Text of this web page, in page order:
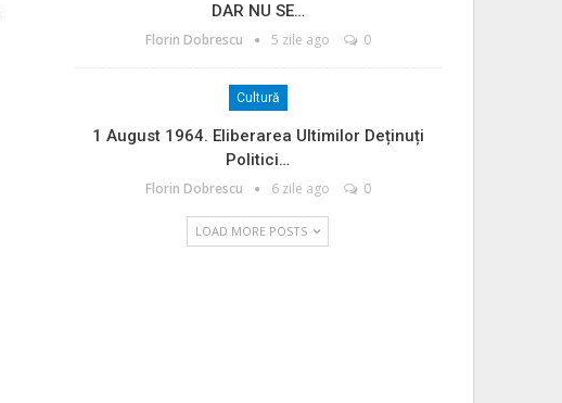
DAR NU SE…
Florin Dobrescu 5 zile ago 0
Cultură
1 August 1964. Eliberarea Ultimilor Deținuți
Politici…
Florin Dobrescu 6 zile ago 0
LOAD MORE POSTS